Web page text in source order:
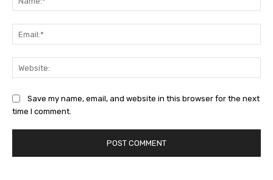
Save my name, email, and website in this browser for the next
time I comment.